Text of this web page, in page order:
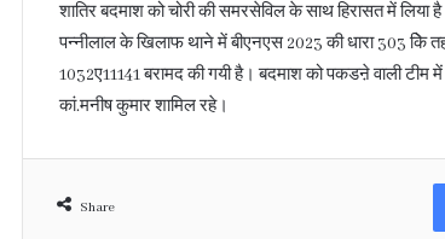
शातिर बदमाश को चोरी की समरसेविल के साथ हिरासत में
पन्नीलाल के खिलाफ थाने में बीएनएस 2023 की धारा 303 केि
1032ए11141 बरामद की गयी है। बदमाश को पकडऩे वाली टीम में
कां.मनीष कुमार शामिल रहे।
Share